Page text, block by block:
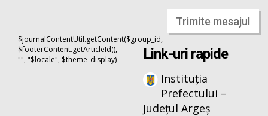
Trimite mesajul
$journalContentUtil.getContent($group_id,
$footerContent.getArticleId(),
"", "$locale", $theme_display)
Link-uri rapide
Instituția
Prefectului –
Județul Argeș